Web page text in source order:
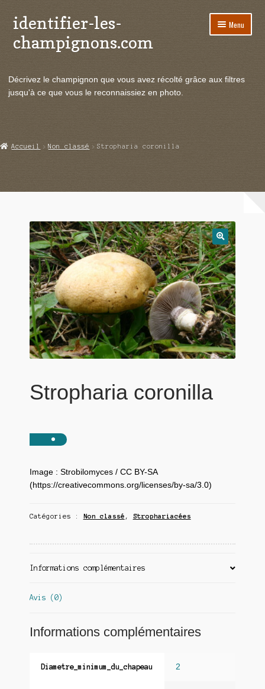
Aller
à
la
Aller
au
contenu
identifier-les-
champignons.com
Menu
le
Actualités
Echanges et contacts
Décrivez le champignon que vous avez récolté grâce aux filtres
jusqu'à ce que vous le reconnaissiez en photo.
Accueil Non classé Stropharia coronilla
Stropharia coronilla
Image : Strobilomyces / CC BY-SA
(https://creativecommons.org/licenses/by-sa/3.0)
Catégories : Non classé , Strophariacées
Informations complémentaires
Avis (0)
Informations complémentaires
Diametre_minimum_du_chapeau 2